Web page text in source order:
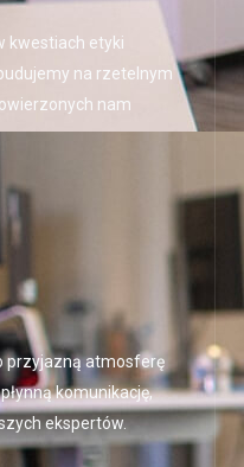
kwestiach etyki
na rzetelnym
nam
przyjazną atmosferę
komunikację,
ekspertów.